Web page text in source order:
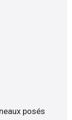
posés